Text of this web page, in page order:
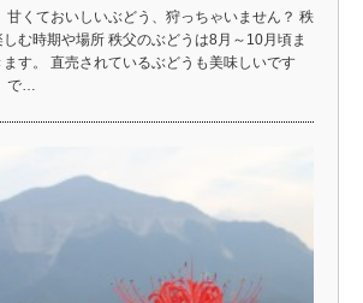
甘くておいしいぶどう、狩っちゃいません？ 秩
む時期や場所 秩父のぶどうは8月～10月頃ま
す。 直売されているぶどうも美味しいです
で…